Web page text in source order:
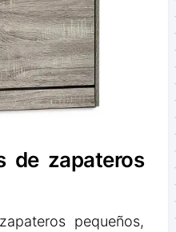
de zapateros
pequeños,